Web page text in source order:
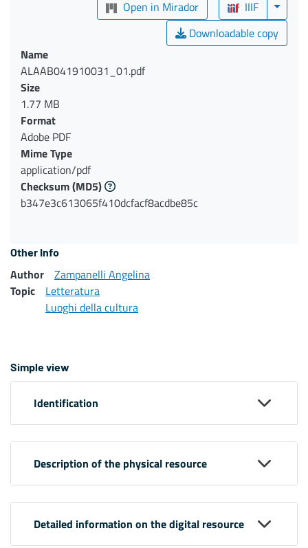
Open in Mirador
IIIF
Downloadable copy
Name
ALAAB041910031_01.pdf
Size
1.77 MB
Format
Adobe PDF
Mime Type
application/pdf
Checksum(MD5)
b347e3c613065f410dcfacf8acdbe85c
Other Info
Author
Zampanelli Angelina
Topic
Letteratura
Luoghi della cultura
Simple view
Identification
Description of the physical resource
Detailed information on the digital resource